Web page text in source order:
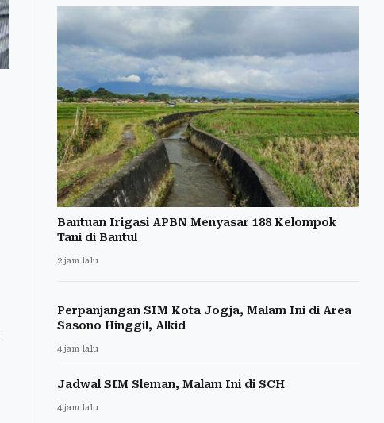
Bantuan Irigasi APBN Menyasar 188 Kelompok
Tani di Bantul
2 jam lalu
Perpanjangan SIM Kota Jogja, Malam Ini di Area
Sasono Hinggil, Alkid
4 jam lalu
Jadwal SIM Sleman, Malam Ini di SCH
4 jam lalu